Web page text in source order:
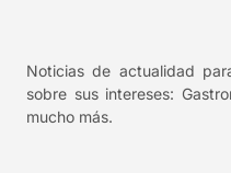
Noticias de actualidad
sobre sus intereses:
mucho más.